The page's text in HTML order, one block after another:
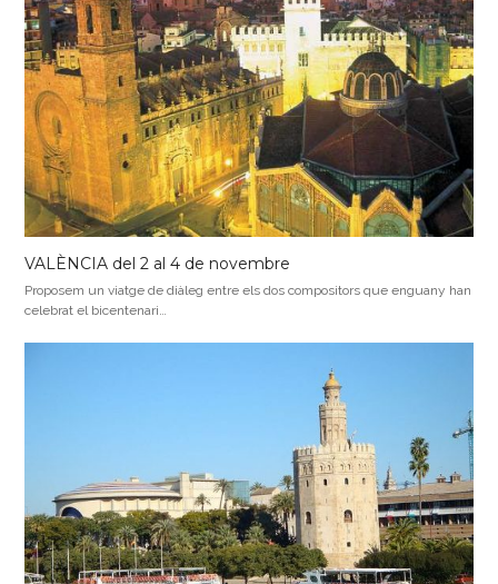
VALÈNCIA del 2 al 4 de novembre
Proposem un viatge de diàleg entre els dos compositors que enguany han
celebrat el bicentenari…